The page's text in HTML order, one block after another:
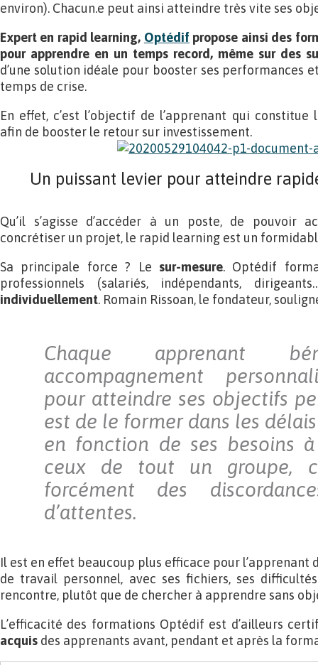
environ). Chacun.e peut ainsi atteindre très vite ses
Expert en rapid learning, Optédifpropose ainsi des
pour apprendre en un temps record, même sur des
d’une solution idéale pour booster ses performances
temps de crise.
En effet, c’est l’objectif de l’apprenant qui
afin de booster le retour sur investissement.
Un puissant levier pour atteindre
Qu’il s’agisse d’accéder à un poste, de pouvoir
concrétiser un projet, le rapid learning est un
Sa principale force ? Le sur-mesure. Optédif
professionnels (salariés, indépendants,
individuellement. Romain Rissoan, le fondateur,
Chaque apprenant
accompagnement
pour atteindre ses objectifs
est de le former dans les
en fonction de ses besoins
ceux de tout un groupe,
forcément des
d’attentes.
Il est en effet beaucoup plus efficace pour l’apprenant
de travail personnel, avec ses fichiers, ses
rencontre, plutôt que de chercher à apprendre sans
L’efficacité des formations Optédif est d’ailleurs
acquis des apprenants avant, pendant et après la